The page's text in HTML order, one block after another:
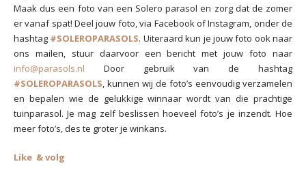
Maak dus een foto van een Solero parasol en zorg dat de zomer
er vanaf spat! Deel jouw foto, via Facebook of Instagram, onder de
hashtag #SOLEROPARASOLS. Uiteraard kun je jouw foto ook naar
ons mailen, stuur daarvoor een bericht met jouw foto naar
info@parasols.nl Door gebruik van de hashtag
#SOLEROPARASOLS, kunnen wij de foto’s eenvoudig verzamelen
en bepalen wie de gelukkige winnaar wordt van die prachtige
tuinparasol. Je mag zelf beslissen hoeveel foto’s je inzendt. Hoe
meer foto’s, des te groter je winkans.
Like & volg